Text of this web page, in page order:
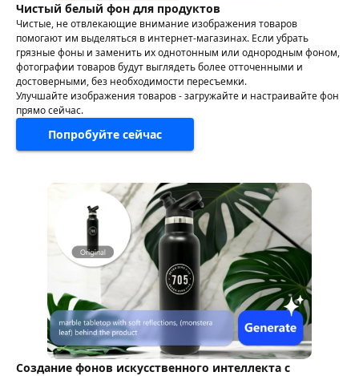
Чистый белый фон для продуктов
Чистые, не отвлекающие внимание изображения товаров
помогают им выделяться в интернет-магазинах. Если убрать
грязные фоны и заменить их однотонным или однородным фоном,
фотографии товаров будут выглядеть более отточенными и
достоверными, без необходимости пересъемки.
Улучшайте изображения товаров - загружайте и настраивайте фон
прямо сейчас.
Попробуйте сейчас
Создание фонов искусственного интеллекта с